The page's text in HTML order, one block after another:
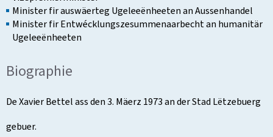
Minister fir auswäerteg Ugeleeënheeten an Aussenhandel
Minister fir Entwécklungszesummenaarbecht an humanitär
Ugeleeënheeten
Biographie
De Xavier Bettel ass den 3. Mäerz 1973 an der Stad Lëtzebuerg
gebuer.